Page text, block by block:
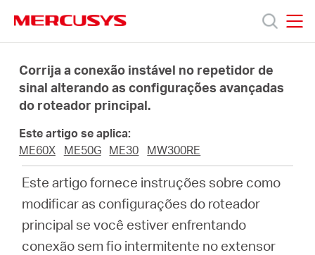
navigation
Produtos
Suporte
Sobre
Corrija a conexão instável no repetidor de
sinal alterando as configurações avançadas
do roteador principal.
Este artigo se aplica:
ME60X
ME50G ME30 MW300RE
Este artigo fornece instruções sobre como
modificar as configurações do roteador
principal se você estiver enfrentando
conexão sem fio intermitente no extensor